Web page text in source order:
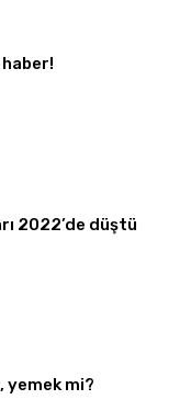
2022’de düştü
yemek mi?